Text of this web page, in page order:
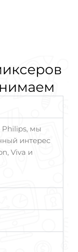
Philips, мы
интерес
Viva и